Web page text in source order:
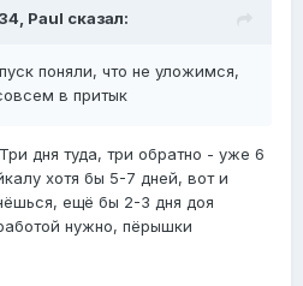
Paul сказал:
поняли, что не уложимся,
в притык
дня туда, три обратно - уже 6
хотя бы 5-7 дней, вот и
ещё бы 2-3 дня доя
нужно, пёрышки